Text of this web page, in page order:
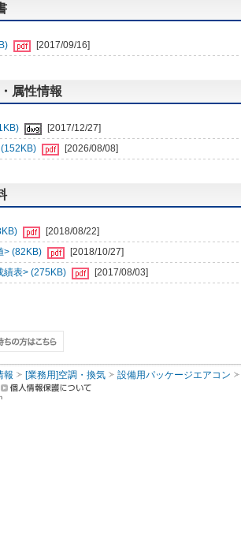
[2017/09/16]
属性情報
[2017/12/27]
[2026/08/08]
[2018/08/22]
> (82KB)
[2018/10/27]
績表> (275KB)
[2017/08/03]
報 [業務用]空調・換気 設備用パッケージエアコン